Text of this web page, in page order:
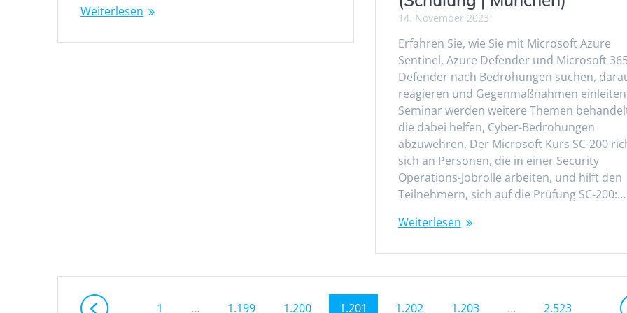
Weiterlesen
14. November 2023
Erfahren Sie, wie Sie mit Microsoft Azure
Sentinel, Azure Defender und Microsoft 365
Defender nach Bedrohungen suchen,
reagieren und Gegenmaßnahmen
Seminar werden weitere Themen
die dabei helfen, Cyber-Bedrohungen
abzuwehren. Der Microsoft Kurs SC-200
sich an Personen, die in einer Security
Operations-Jobrolle arbeiten, und hilft den
Teilnehmern, sich auf die Prüfung SC-200:…
Weiterlesen
Beitragsnavigation
Seite
1 … Seite
1.199 Seite
1.200 Seite
1.201 Seite
1.202 Seite
1.203 … Seite
2.523